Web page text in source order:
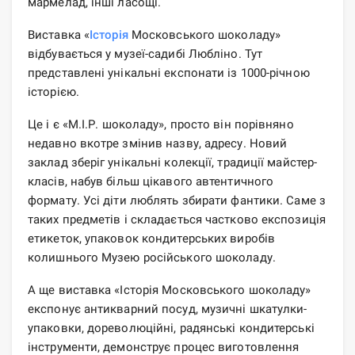
Виставка «ІсторіяМосковського шоколаду»
відбувається у музеї-садибі Любліно. Тут
представлені унікальні експонати із 1000-річною
історією.
Це і є «М.І.Р. шоколаду», просто він порівняно
недавно вкотре змінив назву, адресу. Новий
заклад зберіг унікальні колекції, традиції майстер-
класів, набув більш цікавого автентичного
формату. Усі діти люблять збирати фантики. Саме з
таких предметів і складається частково експозиція
етикеток, упаковок кондитерських виробів
колишнього Музею російського шоколаду.
А ще виставка «Історія Московського шоколаду»
експонує антикварний посуд, музичні шкатулки-
упаковки, дореволюційні, радянські кондитерські
інструменти, демонструє процес виготовлення